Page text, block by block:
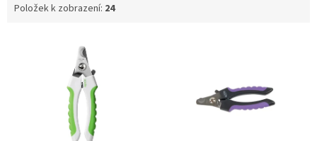
Položek k zobrazení: 24